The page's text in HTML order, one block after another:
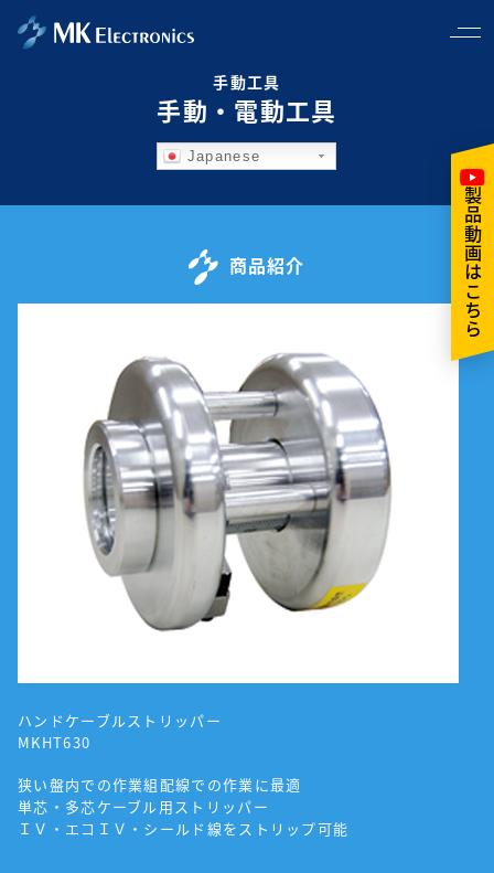
製品動画はこちら
手動工具
手動・電動工具
Japanese
商品紹介
ハンドケーブルストリッパー
MKHT630
狭い盤内での作業組配線での作業に最適
単芯・多芯ケーブル用ストリッパー
ＩＶ・エコＩＶ・シールド線をストリップ可能